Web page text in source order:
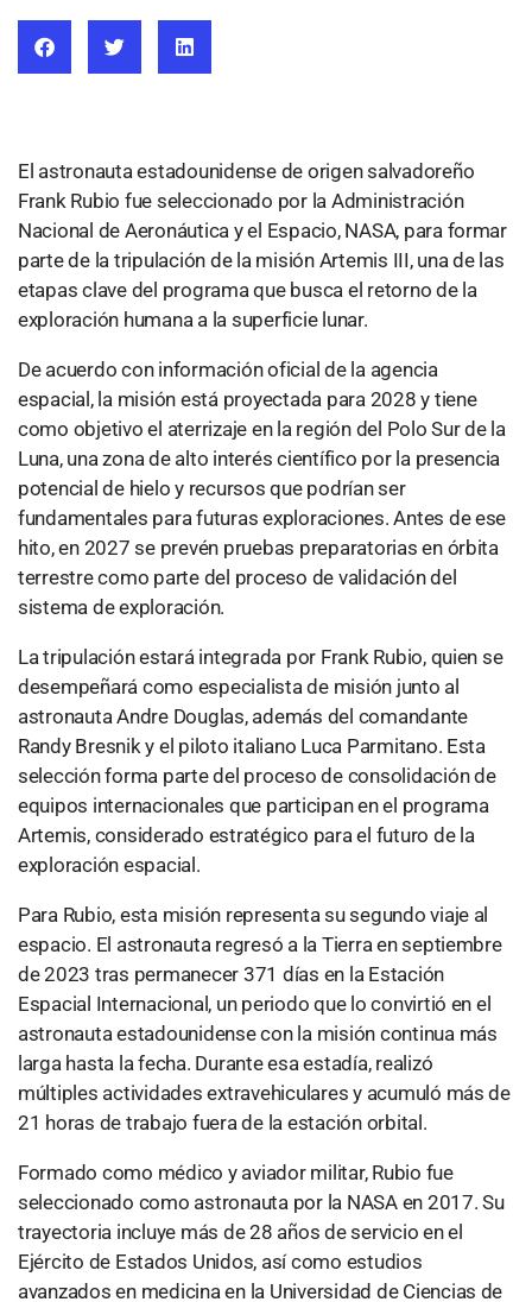
El astronauta estadounidense de origen salvadoreño
Frank Rubio fue seleccionado por la Administración
Nacional de Aeronáutica y el Espacio, NASA, para formar
parte de la tripulación de la misión Artemis III, una de las
etapas clave del programa que busca el retorno de la
exploración humana a la superficie lunar.
De acuerdo con información oficial de la agencia
espacial, la misión está proyectada para 2028 y tiene
como objetivo el aterrizaje en la región del Polo Sur de la
Luna, una zona de alto interés científico por la presencia
potencial de hielo y recursos que podrían ser
fundamentales para futuras exploraciones. Antes de ese
hito, en 2027 se prevén pruebas preparatorias en órbita
terrestre como parte del proceso de validación del
sistema de exploración.
La tripulación estará integrada por Frank Rubio, quien se
desempeñará como especialista de misión junto al
astronauta Andre Douglas, además del comandante
Randy Bresnik y el piloto italiano Luca Parmitano. Esta
selección forma parte del proceso de consolidación de
equipos internacionales que participan en el programa
Artemis, considerado estratégico para el futuro de la
exploración espacial.
Para Rubio, esta misión representa su segundo viaje al
espacio. El astronauta regresó a la Tierra en septiembre
de 2023 tras permanecer 371 días en la Estación
Espacial Internacional, un periodo que lo convirtió en el
astronauta estadounidense con la misión continua más
larga hasta la fecha. Durante esa estadía, realizó
múltiples actividades extravehiculares y acumuló más de
21 horas de trabajo fuera de la estación orbital.
Formado como médico y aviador militar, Rubio fue
seleccionado como astronauta por la NASA en 2017. Su
trayectoria incluye más de 28 años de servicio en el
Ejército de Estados Unidos, así como estudios
avanzados en medicina en la Universidad de Ciencias de